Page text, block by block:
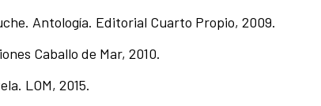
Antología. Editorial Cuarto Propio, 2009.
Caballo de Mar, 2010.
LOM, 2015.